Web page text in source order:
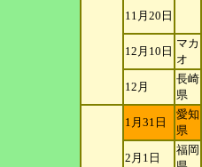
11月20日
12月10日
マカ
オ
12月
長崎
県
1月31日
愛知
県
2月1日
福岡